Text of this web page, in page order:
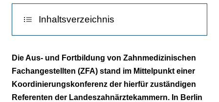
Inhaltsverzeichnis
DH-Fortbildung der Kammern hat sich
bewährt
Sozialkompetenz gefragt
Die Aus- und Fortbildung von Zahnmedizinischen
Fachangestellten (ZFA) stand im Mittelpunkt einer
Koordinierungskonferenz der hierfür zuständigen
Referenten der Landeszahnärztekammern. In Berlin